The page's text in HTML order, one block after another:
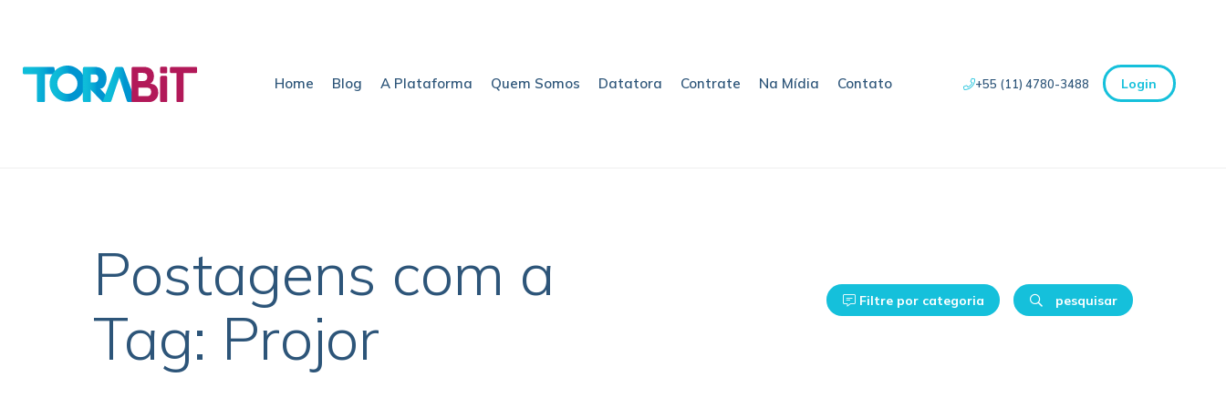
Home Blog A Plataforma Quem Somos Datatora Contrate Na Mídia Contato +55 (11) 4780-3488 Login
Postagens com a
Tag: Projor
Filtre por categoria pesquisar